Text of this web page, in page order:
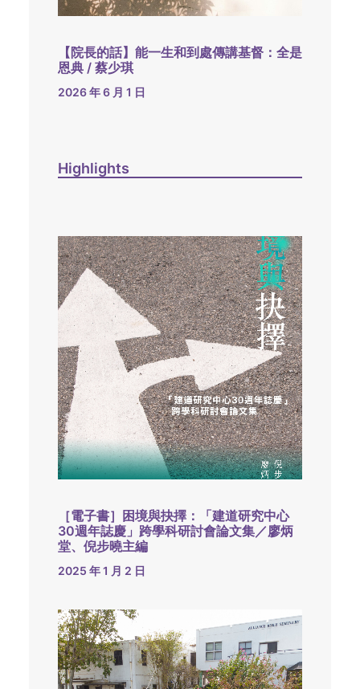
【院長的話】能一生和到處傳講基督：全是
恩典 / 蔡少琪
2026 年 6 月 1 日
Highlights
［電子書］困境與抉擇：「建道研究中心
30週年誌慶」跨學科研討會論文集／廖炳
堂、倪步曉主編
2025 年 1 月 2 日